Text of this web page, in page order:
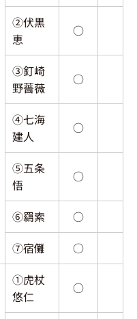
②伏黒
恵
○
③釘崎
野薔薇
○
④七海
建人
○
⑤五条
悟
○
⑥羂索
○
⑦宿儺
○
①虎杖
悠仁
○